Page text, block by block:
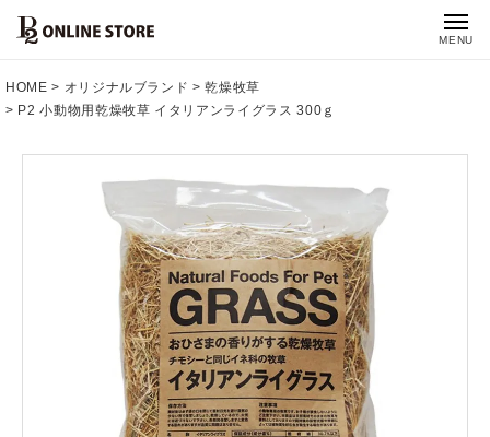
MENU
HOME オリジナルブランド
乾燥牧草
P2 小動物用乾燥牧草 イタリアンライグラス 300ｇ